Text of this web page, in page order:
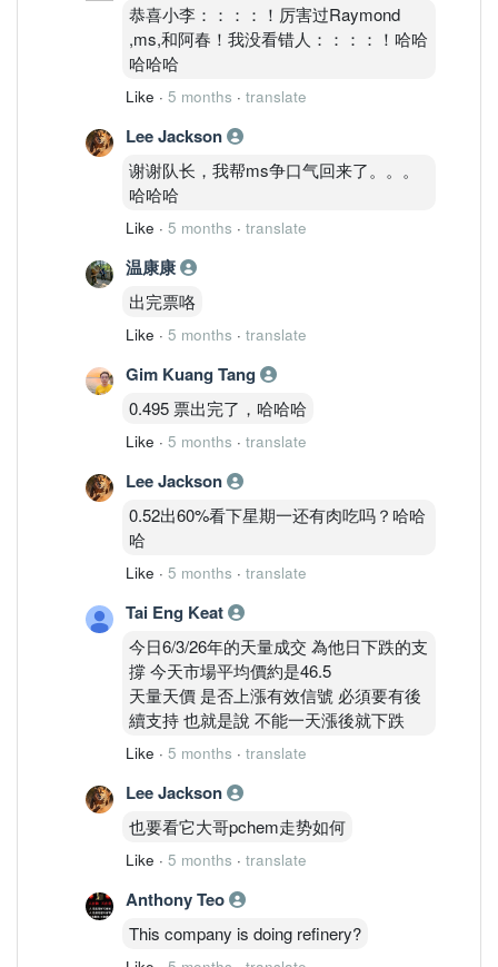
恭喜小李：：：：！厉害过Raymond
,ms,和阿春！我没看错人：：：：！哈哈
哈哈哈
Like · 5 months · translate
Lee Jackson
谢谢队长，我帮ms争口气回来了。。。
哈哈哈
Like · 5 months · translate
温康康
出完票咯
Like · 5 months · translate
Gim Kuang Tang
0.495 票出完了，哈哈哈
Like · 5 months · translate
Lee Jackson
0.52出60%看下星期一还有肉吃吗？哈哈
哈
Like · 5 months · translate
Tai Eng Keat
今日6/3/26年的天量成交 為他日下跌的支
撐 今天市場平均價約是46.5
天量天價 是否上漲有效信號 必須要有後
續支持 也就是說 不能一天漲後就下跌
Like · 5 months · translate
Lee Jackson
也要看它大哥pchem走势如何
Like · 5 months · translate
Anthony Teo
This company is doing refinery?